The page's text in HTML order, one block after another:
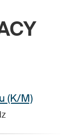
(K/M)